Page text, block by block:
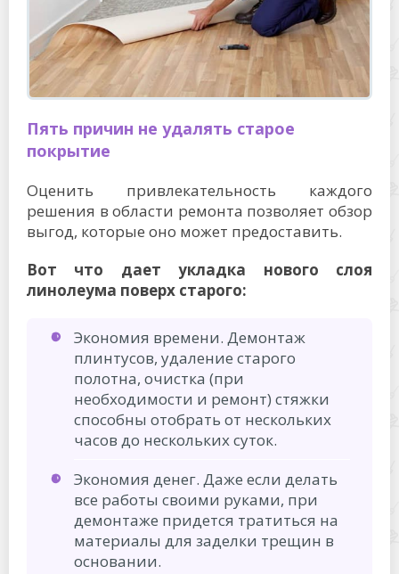
Пять причин не удалять старое
покрытие
Оценить привлекательность каждого
решения в области ремонта позволяет обзор
выгод, которые оно может предоставить.
Вот что дает укладка нового слоя
линолеума поверх старого:
Экономия времени. Демонтаж
плинтусов, удаление старого
полотна, очистка (при
необходимости и ремонт) стяжки
способны отобрать от нескольких
часов до нескольких суток.
Экономия денег. Даже если делать
все работы своими руками, при
демонтаже придется тратиться на
материалы для заделки трещин в
основании.